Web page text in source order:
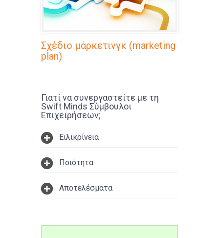
Σχέδιο μάρκετινγκ (marketing
plan)
Γιατί να συνεργαστείτε με τη
Swift Minds Σύμβουλοι
Επιχειρήσεων;
Ειλικρίνεια
Ποιότητα
Αποτελέσματα